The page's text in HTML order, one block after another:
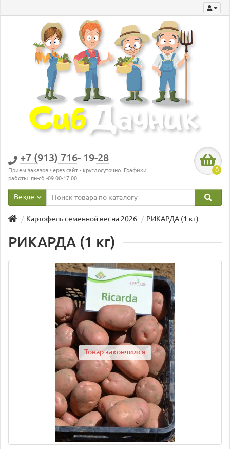
+7 (913) 716- 19-28
Прием заказов через сайт - круглосуточно. Графики
работы: пн-сб -09:00-17:00.
0
Везде
Картофель семенной весна 2026 РИКАРДА (1 кг)
РИКАРДА (1 кг)
Товар закончился